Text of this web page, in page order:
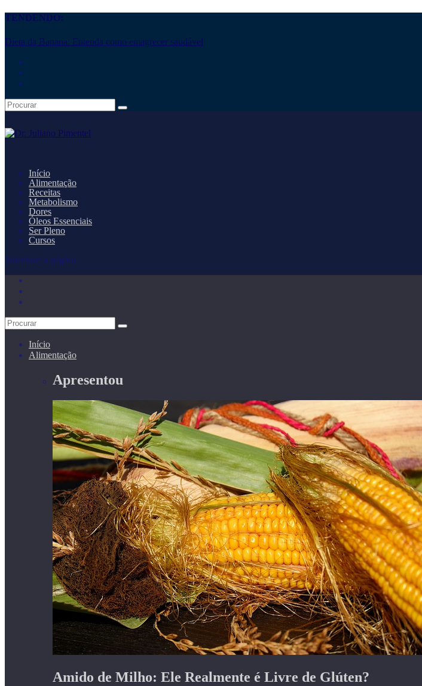
TENDENDO:
Dieta da Banana: Entenda como emagrecer saudável
Início
Alimentação
Receitas
Metabolismo
Dores
Óleos Essenciais
Ser Pleno
Cursos
Selecione a página
Início
Alimentação
Apresentou
Amido de Milho: Ele Realmente é Livre de Glúten?